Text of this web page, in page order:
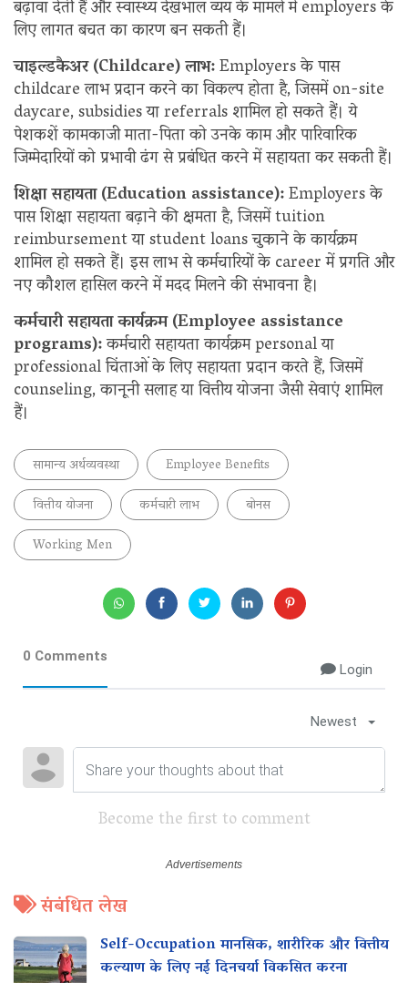
बढ़ावा देती हैं और स्वास्थ्य देखभाल व्यय के मामले में employers के
लिए लागत बचत का कारण बन सकती हैं।
चाइल्डकैअर (Childcare) लाभ:Employers के पास
childcare लाभ प्रदान करने का विकल्प होता है, जिसमें on-site
daycare, subsidies या referrals शामिल हो सकते हैं। ये
पेशकशें कामकाजी माता-पिता को उनके काम और पारिवारिक
जिम्मेदारियों को प्रभावी ढंग से प्रबंधित करने में सहायता कर सकती हैं।
शिक्षा सहायता (Education assistance):Employers के
पास शिक्षा सहायता बढ़ाने की क्षमता है, जिसमें tuition
reimbursement या student loans चुकाने के कार्यक्रम
शामिल हो सकते हैं। इस लाभ से कर्मचारियों के career में प्रगति और
नए कौशल हासिल करने में मदद मिलने की संभावना है।
कर्मचारी सहायता कार्यक्रम (Employee assistance
programs):कर्मचारी सहायता कार्यक्रम personal या
professional चिंताओं के लिए सहायता प्रदान करते हैं, जिसमें
counseling, कानूनी सलाह या वित्तीय योजना जैसी सेवाएं शामिल
हैं।
सामान्य अर्थव्यवस्था
Employee Benefits
वित्तीय योजना
कर्मचारी लाभ
बोनस
Working Men
0 Comments
Login
Newest
Become the first to comment
संबंधित लेख
Self-Occupation मानसिक, शारीरिक और वित्तीय
कल्याण के लिए नई दिनचर्या विकसित करना